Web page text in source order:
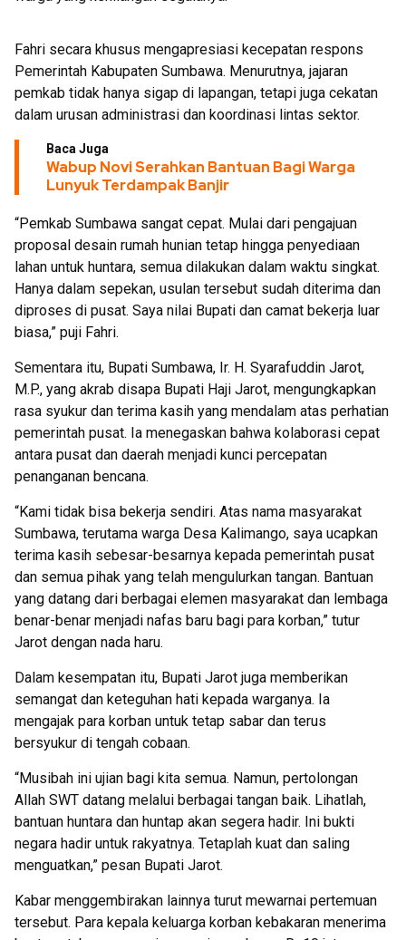
Fahri secara khusus mengapresiasi kecepatan respons
Pemerintah Kabupaten Sumbawa. Menurutnya, jajaran
pemkab tidak hanya sigap di lapangan, tetapi juga cekatan
dalam urusan administrasi dan koordinasi lintas sektor.
Baca Juga
Wabup Novi Serahkan Bantuan Bagi Warga
Lunyuk Terdampak Banjir
“Pemkab Sumbawa sangat cepat. Mulai dari pengajuan
proposal desain rumah hunian tetap hingga penyediaan
lahan untuk huntara, semua dilakukan dalam waktu singkat.
Hanya dalam sepekan, usulan tersebut sudah diterima dan
diproses di pusat. Saya nilai Bupati dan camat bekerja luar
biasa,” puji Fahri.
Sementara itu, Bupati Sumbawa, Ir. H. Syarafuddin Jarot,
M.P., yang akrab disapa Bupati Haji Jarot, mengungkapkan
rasa syukur dan terima kasih yang mendalam atas perhatian
pemerintah pusat. Ia menegaskan bahwa kolaborasi cepat
antara pusat dan daerah menjadi kunci percepatan
penanganan bencana.
“Kami tidak bisa bekerja sendiri. Atas nama masyarakat
Sumbawa, terutama warga Desa Kalimango, saya ucapkan
terima kasih sebesar-besarnya kepada pemerintah pusat
dan semua pihak yang telah mengulurkan tangan. Bantuan
yang datang dari berbagai elemen masyarakat dan lembaga
benar-benar menjadi nafas baru bagi para korban,” tutur
Jarot dengan nada haru.
Dalam kesempatan itu, Bupati Jarot juga memberikan
semangat dan keteguhan hati kepada warganya. Ia
mengajak para korban untuk tetap sabar dan terus
bersyukur di tengah cobaan.
“Musibah ini ujian bagi kita semua. Namun, pertolongan
Allah SWT datang melalui berbagai tangan baik. Lihatlah,
bantuan huntara dan huntap akan segera hadir. Ini bukti
negara hadir untuk rakyatnya. Tetaplah kuat dan saling
menguatkan,” pesan Bupati Jarot.
Kabar menggembirakan lainnya turut mewarnai pertemuan
tersebut. Para kepala keluarga korban kebakaran menerima